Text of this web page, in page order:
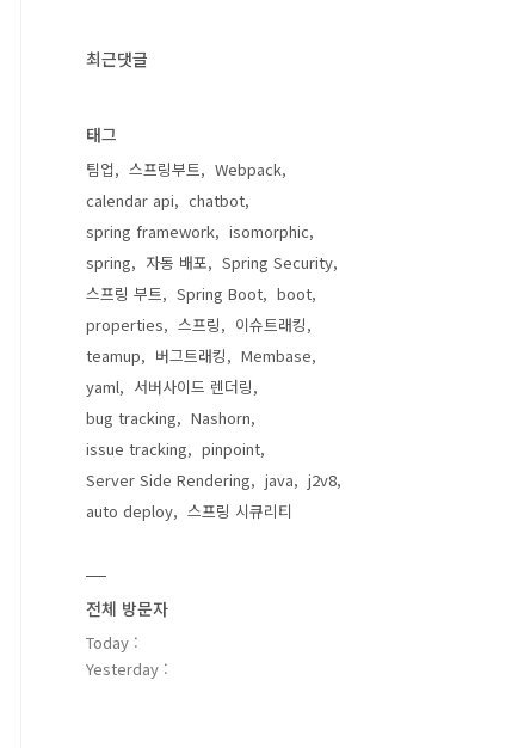
최근댓글
태그
팀업 스프링부트
Webpack
calendar api
chatbot
spring framework
isomorphic
spring
자동 배포
Spring Security
스프링 부트
Spring Boot
boot
properties
스프링
이슈트래킹
teamup
버그트래킹
Membase
yaml
서버사이드 렌더링
bug tracking
Nashorn
issue tracking
pinpoint
Server Side Rendering
java
j2v8
auto deploy
스프링 시큐리티
전체 방문자
Today :
Yesterday :